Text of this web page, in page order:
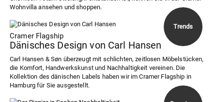
Wohnvilla ansehen und shoppen.
Cramer Flagship
Dänisches Design von Carl Hansen
Carl Hansen & Søn überzeugt mit schlichten, zeitlosen Möbelstücken,
die Komfort, Handwerkskunst und Nachhaltigkeit vereinen. Die
Kollektion des dänischen Labels haben wir im Cramer Flagship in
Hamburg für Sie ausgestellt.